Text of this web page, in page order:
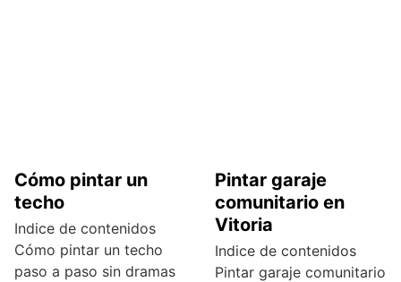
Cómo pintar un
techo
Indice de contenidos
Cómo pintar un techo
paso a paso sin dramas
Pintar garaje
comunitario en
Vitoria
Indice de contenidos
Pintar garaje comunitario